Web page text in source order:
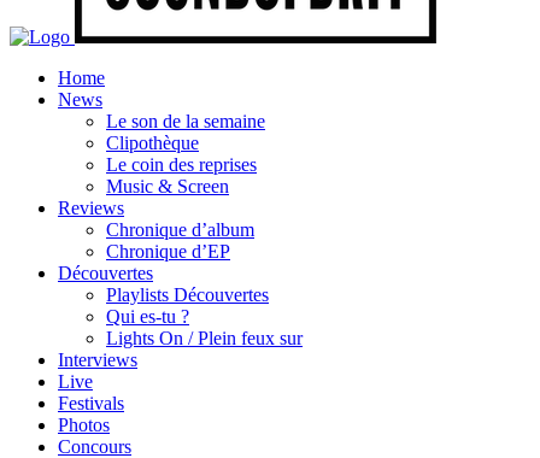
Home
News
Le son de la semaine
Clipothèque
Le coin des reprises
Music & Screen
Reviews
Chronique d’album
Chronique d’EP
Découvertes
Playlists Découvertes
Qui es-tu ?
Lights On / Plein feux sur
Interviews
Live
Festivals
Photos
Concours